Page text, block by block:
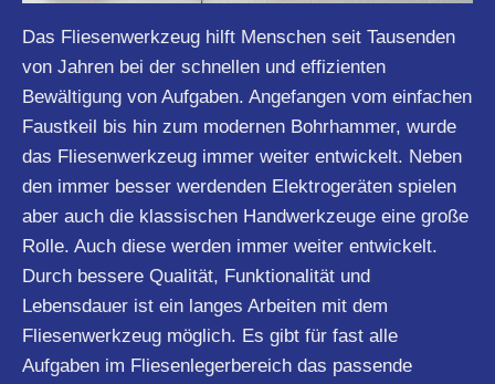
Das Fliesenwerkzeug hilft Menschen seit Tausenden
von Jahren bei der schnellen und effizienten
Bewältigung von Aufgaben. Angefangen vom einfachen
Faustkeil bis hin zum modernen Bohrhammer, wurde
das Fliesenwerkzeug immer weiter entwickelt. Neben
den immer besser werdenden Elektrogeräten spielen
aber auch die klassischen Handwerkzeuge eine große
Rolle. Auch diese werden immer weiter entwickelt.
Durch bessere Qualität, Funktionalität und
Lebensdauer ist ein langes Arbeiten mit dem
Fliesenwerkzeug möglich. Es gibt für fast alle
Aufgaben im Fliesenlegerbereich das passende